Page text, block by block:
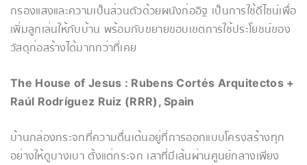
กรองแสงและความเป็นส่วนตัวด้วยผนังก่ออิฐ เป็นการใช้ดีไซน์เพื่อ
เพิ่มลูกเล่นให้กับบ้าน พร้อมกับขยายขอบเขตการใช้ประโยชน์ของ
วัสดุก่อสร้างได้มากกว่าที่เคย
The House of Jesus : Rubens Cortés Arquitectos+
Raúl Rodríguez Ruiz (RRR) , Spain
บ้านกล่องกระจกที่ความตื่นเต้นอยู่ที่การออกแบบโครงสร้างทุก
อย่างให้ดูบางเบา ตั้งแต่กระจก เสาที่มีเส้นผ่านศูนย์กลางเพียง